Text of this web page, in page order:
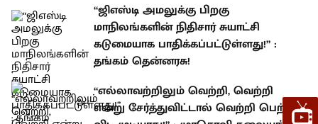
“ஜிஎஸ்டி அமலுக்கு பிறகு
மாநிலங்களின் நிதிசார் சுயாட்சி
கடுமையாக பாதிக்கப்பட்டுள்ளது!” :
தங்கம் தென்னரசு!
“எல்லாவற்றிலும் வெற்றி, வெற்றி
என்று சேர்த்துவிட்டால் வெற்றி பெற்று